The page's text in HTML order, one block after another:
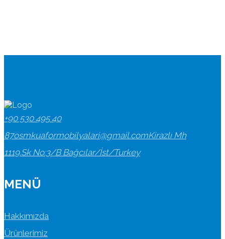
+90 530 495 40
87osmkuaformobilyalari@gmail.comKirazlı Mh
1119.Sk No:3/B Bağcılar/İst/Turkey
MENÜ
Hakkımızda
Ürünlerimiz